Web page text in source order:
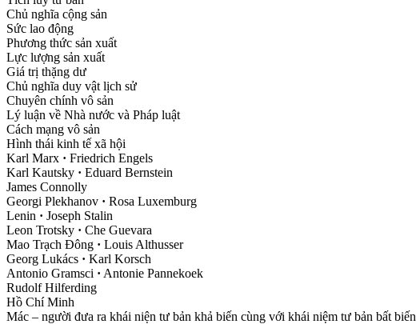
Chủ nghĩa cộng sản
Sức lao động
Phương thức sản xuất
Lực lượng sản xuất
Giá trị thặng dư
Chủ nghĩa duy vật lịch sử
Chuyên chính vô sản
Lý luận về Nhà nước và Pháp luật
Cách mạng vô sản
Hình thái kinh tế xã hội
Karl Marx · Friedrich Engels
Karl Kautsky · Eduard Bernstein
James Connolly
Georgi Plekhanov · Rosa Luxemburg
Lenin · Joseph Stalin
Leon Trotsky · Che Guevara
Mao Trạch Đông · Louis Althusser
Georg Lukács · Karl Korsch
Antonio Gramsci · Antonie Pannekoek
Rudolf Hilferding
Hồ Chí Minh
Mác – người đưa ra khái niện tư bản khả biến cùng với khái niệm tư bản bất biến